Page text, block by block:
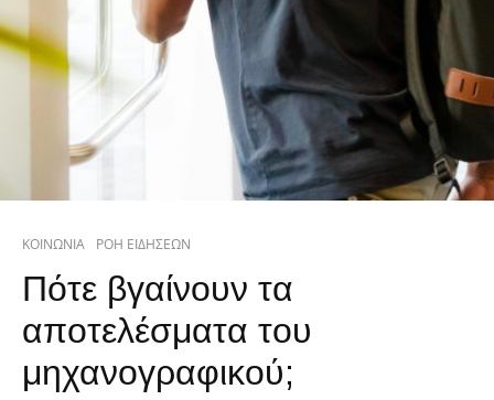
ΚΟΙΝΩΝΙΑ ΡΟΗ ΕΙΔΗΣΕΩΝ
Πότε βγαίνουν τα
αποτελέσματα του
μηχανογραφικού;